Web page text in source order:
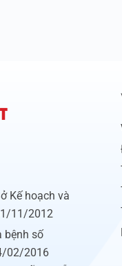
Kế hoạch và
11/2012
bệnh số
02/2016